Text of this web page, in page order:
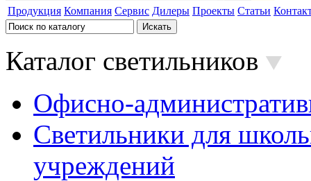
Продукция Компания Сервис Дилеры Проекты Статьи
Каталог светильников
Офисно-
Светильники для
учреждений